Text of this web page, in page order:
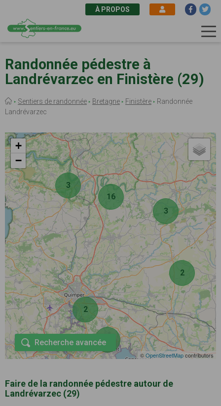
au
contenu
principal
À PROPOS
Randonnée pédestre à
Landrévarzec en Finistère (29)
Fil
d'Ariane
Sentiers de randonnée Bretagne Finistère
Randonnée
Landrévarzec
2
4
2
3
3
16
+
−
©OpenStreetMapcontributors
Recherche avancée
Faire de la randonnée pédestre autour de
Landrévarzec (29)